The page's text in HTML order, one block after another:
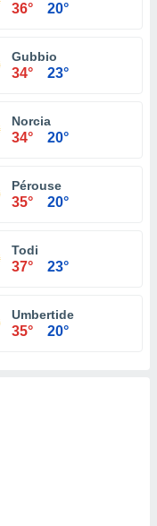
36° 20°
Gubbio
34° 23°
Norcia
34° 20°
Pérouse
35° 20°
Todi
37° 23°
Umbertide
35° 20°